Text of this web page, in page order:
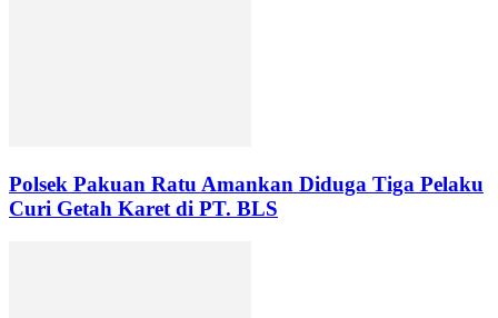
Polsek Pakuan Ratu Amankan Diduga Tiga Pelaku
Curi Getah Karet di PT. BLS